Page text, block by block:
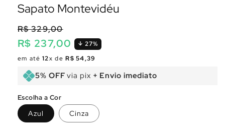
Sapato Montevidéu
Preço
normal
R$ 237,00 27%
Preço
promocional
R$ 329,00
em até12x deR$ 54,39
5% OFF via pix + Envio imediato
Escolha a Cor
Azul Cinza